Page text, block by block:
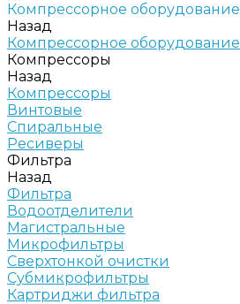
Компрессорное оборудование
Назад
Компрессорное оборудование
Компрессоры
Назад
Компрессоры
Винтовые
Спиральные
Ресиверы
Фильтра
Назад
Фильтра
Водоотделители
Магистральные
Микрофильтры
Сверхтонкой очистки
Субмикрофильтры
Картриджи фильтра